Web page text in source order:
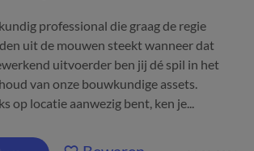
professional die graag de regie
uit de mouwen steekt wanneer dat
uitvoerder ben jij dé spil in het
van onze bouwkundige assets.
op locatie aanwezig bent, ken je...